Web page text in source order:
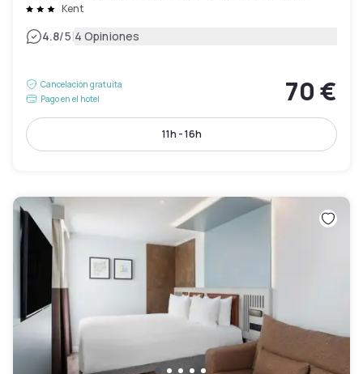
Kent
4.8/5|4 Opiniones
Cancelación gratuita
Pago en el hotel
70 €
11h - 16h